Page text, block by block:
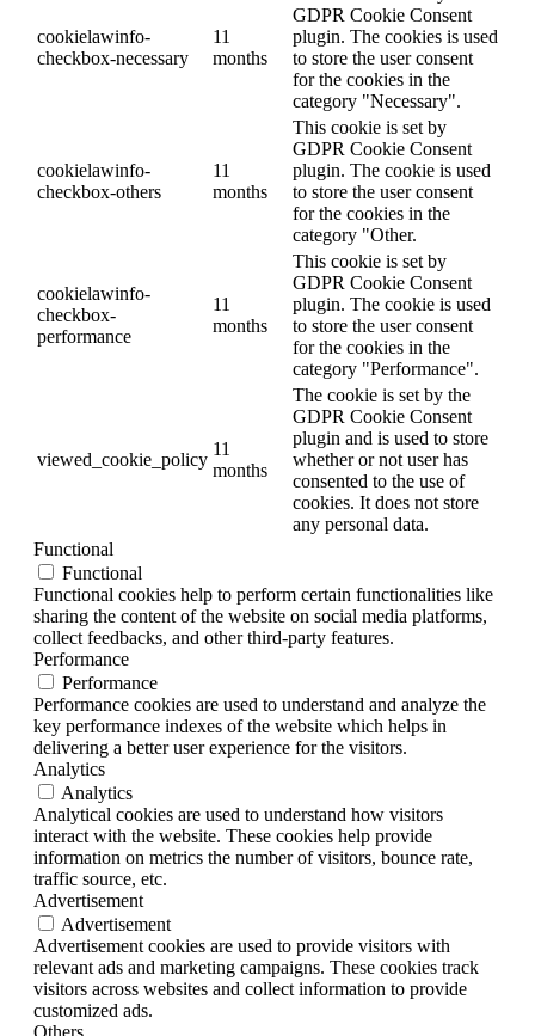
cookielawinfo-
checkbox-necessary
11
months
GDPR Cookie Consent
plugin. The cookies is used
to store the user consent
for the cookies in the
category "Necessary".
cookielawinfo-
checkbox-others
11
months
This cookie is set by
GDPR Cookie Consent
plugin. The cookie is used
to store the user consent
for the cookies in the
category "Other.
cookielawinfo-
checkbox-
performance
11
months
This cookie is set by
GDPR Cookie Consent
plugin. The cookie is used
to store the user consent
for the cookies in the
category "Performance".
viewed_cookie_policy
11
months
The cookie is set by the
GDPR Cookie Consent
plugin and is used to store
whether or not user has
consented to the use of
cookies. It does not store
any personal data.
Functional
Functional
Functional cookies help to perform certain functionalities like
sharing the content of the website on social media platforms,
collect feedbacks, and other third-party features.
Performance
Performance
Performance cookies are used to understand and analyze the
key performance indexes of the website which helps in
delivering a better user experience for the visitors.
Analytics
Analytics
Analytical cookies are used to understand how visitors
interact with the website. These cookies help provide
information on metrics the number of visitors, bounce rate,
traffic source, etc.
Advertisement
Advertisement
Advertisement cookies are used to provide visitors with
relevant ads and marketing campaigns. These cookies track
visitors across websites and collect information to provide
customized ads.